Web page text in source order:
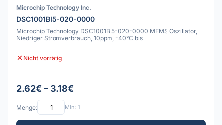
Microchip Technology Inc.
DSC1001BI5-020-0000
Microchip Technology DSC1001BI5-020-0000 MEMS Oszillator,
Niedriger Stromverbrauch, 10ppm, -40°C bis
Nicht vorrätig
2.62€ – 3.18€
Menge: Min: 1